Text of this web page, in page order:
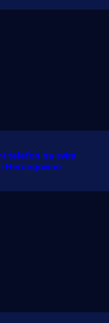
telefon na svim
Hercegovine